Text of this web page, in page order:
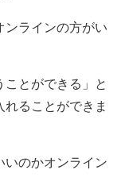
ンラインの方がい
とができる」と
ることができま
いのかオンライン